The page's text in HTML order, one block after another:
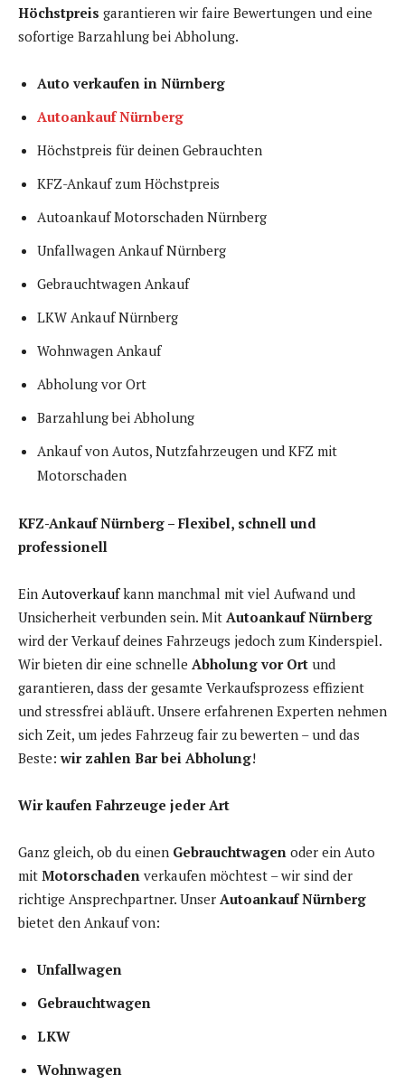
Höchstpreis garantieren wir faire Bewertungen und eine
sofortige Barzahlung bei Abholung.
Auto verkaufen in Nürnberg
Autoankauf Nürnberg
Höchstpreis für deinen Gebrauchten
KFZ-Ankauf zum Höchstpreis
Autoankauf Motorschaden Nürnberg
Unfallwagen Ankauf Nürnberg
Gebrauchtwagen Ankauf
LKW Ankauf Nürnberg
Wohnwagen Ankauf
Abholung vor Ort
Barzahlung bei Abholung
Ankauf von Autos, Nutzfahrzeugen und KFZ mit
Motorschaden
KFZ-Ankauf Nürnberg – Flexibel, schnell und
professionell
Ein Autoverkaufkann manchmal mit viel Aufwand und
Unsicherheit verbunden sein. Mit Autoankauf Nürnberg
wird der Verkauf deines Fahrzeugs jedoch zum Kinderspiel.
Wir bieten dir eine schnelle Abholung vor Ort und
garantieren, dass der gesamte Verkaufsprozess effizient
und stressfrei abläuft. Unsere erfahrenen Experten nehmen
sich Zeit, um jedes Fahrzeug fair zu bewerten – und das
Beste: wir zahlen Bar bei Abholung!
Wir kaufen Fahrzeuge jeder Art
Ganz gleich, ob du einen Gebrauchtwagen oder ein Auto
mit Motorschaden verkaufen möchtest – wir sind der
richtige Ansprechpartner. Unser Autoankauf Nürnberg
bietet den Ankauf von:
Unfallwagen
Gebrauchtwagen
LKW
Wohnwagen